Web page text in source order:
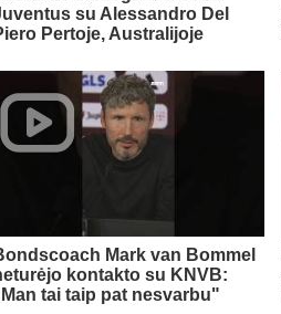
su Alessandro Del
Pertoje, Australijoje
Mark van Bommel
kontakto su KNVB:
tai taip pat nesvarbu"